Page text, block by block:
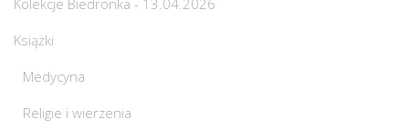
Kolekcje Biedronka - 13.04.2026
Książki
Medycyna
Religie i wierzenia